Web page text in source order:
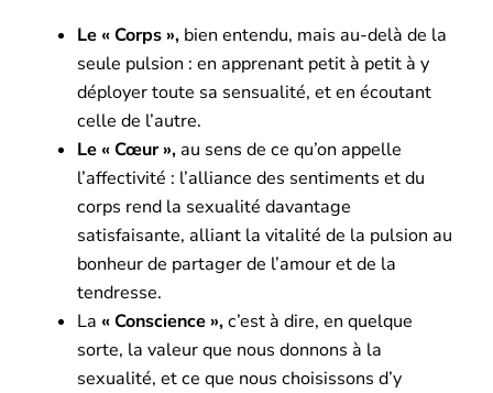
Le « Corps », bien entendu, mais au-delà de la
seule pulsion : en apprenant petit à petit à y
déployer toute sa sensualité, et en écoutant
celle de l’autre.
Le « Cœur », au sens de ce qu’on appelle
l’affectivité : l’alliance des sentiments et du
corps rend la sexualité davantage
satisfaisante, alliant la vitalité de la pulsion au
bonheur de partager de l’amour et de la
tendresse.
La « Conscience »,c’est à dire, en quelque
sorte, la valeur que nous donnons à la
sexualité, et ce que nous choisissons d’y